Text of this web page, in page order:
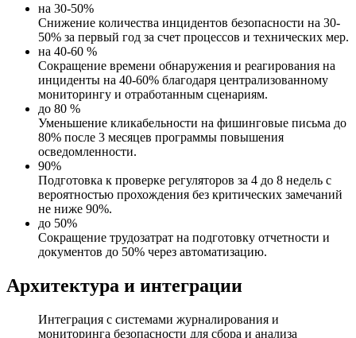
на 30-50%
Снижение количества инцидентов безопасности на 30-
50% за первый год за счет процессов и технических мер.
на 40-60 %
Сокращение времени обнаружения и реагирования на
инциденты на 40-60% благодаря централизованному
мониторингу и отработанным сценариям.
до 80 %
Уменьшение кликабельности на фишинговые письма до
80% после 3 месяцев программы повышения
осведомленности.
90%
Подготовка к проверке регуляторов за 4 до 8 недель с
вероятностью прохождения без критических замечаний
не ниже 90%.
до 50%
Сокращение трудозатрат на подготовку отчетности и
документов до 50% через автоматизацию.
Архитектура и интеграции
Интеграция с системами журналирования и
мониторинга безопасности для сбора и анализа